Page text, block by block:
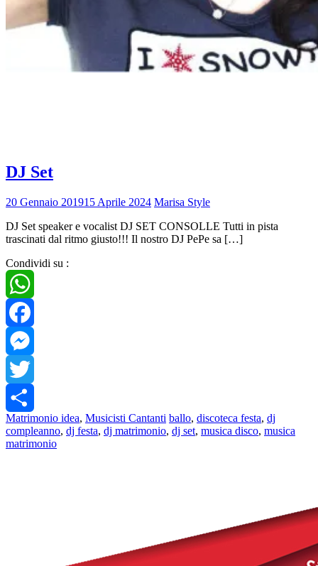
DJ Set
20 Gennaio 201915 Aprile 2024 Marisa Style
DJ Set speaker e vocalist DJ SET CONSOLLE Tutti in pista
trascinati dal ritmo giusto!!! Il nostro DJ PePe sa […]
Condividi su :
WhatsApp
Facebook
Messenger
Twitter
Share
Matrimonio idea, Musicisti Cantanti ballo, discoteca festa, dj
compleanno, dj festa, dj matrimonio, dj set, musica disco, musica
matrimonio